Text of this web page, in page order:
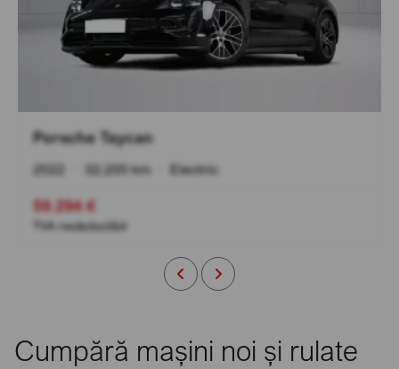
Porsche Taycan
2022 32.200 km Electric
59.294 €
TVA nedeductibil
Cumpără mașini noi și rulate